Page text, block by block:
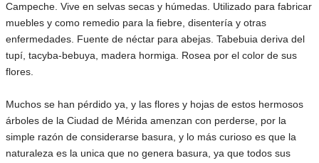
Campeche. Vive en selvas secas y húmedas. Utilizado para fabricar
muebles y como remedio para la fiebre, disentería y otras
enfermedades. Fuente de néctar para abejas. Tabebuia deriva del
tupí, tacyba-bebuya, madera hormiga. Rosea por el color de sus
flores.
Muchos se han pérdido ya, y las flores y hojas de estos hermosos
árboles de la Ciudad de Mérida amenzan con perderse, por la
simple razón de considerarse basura, y lo más curioso es que la
naturaleza es la unica que no genera basura, ya que todos sus